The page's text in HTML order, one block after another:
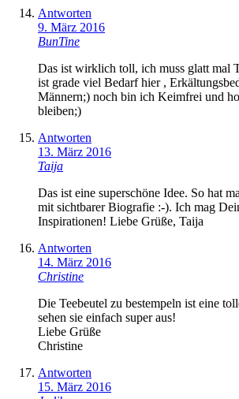
Antworten
9. März 2016
BunTine
Das ist wirklich toll, ich muss glatt mal
ist grade viel Bedarf hier ,
Männern;) noch bin ich Keimfrei und
bleiben;)
Antworten
13. März 2016
Taija
Das ist eine superschöne Idee. So hat
mit sichtbarer Biografie :-). Ich mag
Inspirationen! Liebe Grüße, Taija
Antworten
14. März 2016
Christine
Die Teebeutel zu bestempeln ist eine
sehen sie einfach super aus!
Liebe Grüße
Christine
Antworten
15. März 2016